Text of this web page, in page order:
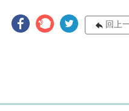
回上